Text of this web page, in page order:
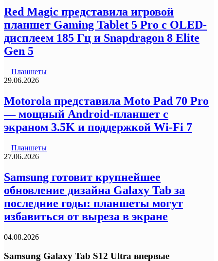
Red Magic представила игровой
планшет Gaming Tablet 5 Pro с OLED-
дисплеем 185 Гц и Snapdragon 8 Elite
Gen 5
Планшеты
29.06.2026
Motorola представила Moto Pad 70 Pro
— мощный Android-планшет с
экраном 3.5K и поддержкой Wi-Fi 7
Планшеты
27.06.2026
Samsung готовит крупнейшее
обновление дизайна Galaxy Tab за
последние годы: планшеты могут
избавиться от выреза в экране
04.08.2026
Samsung Galaxy Tab S12 Ultra впервые